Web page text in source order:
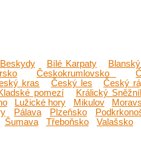
Beskydy Bílé Karpaty
Českokrumlovsko
kras Český les
Český
pomezí
Králický
Lužické hory Mikulov
Pálava Plzeňsko
Šumava Třeboňsko
Valašsko